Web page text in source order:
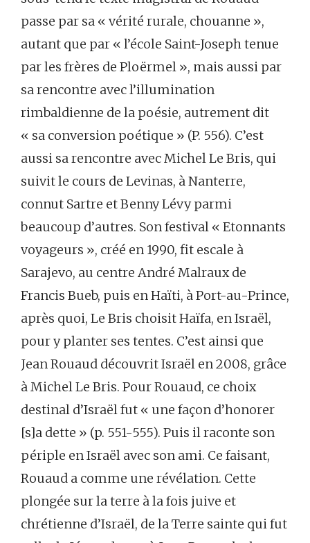
passe par sa « vérité rurale, chouanne »,
autant que par « l’école Saint-Joseph tenue
par les frères de Ploërmel », mais aussi par
sa rencontre avec l’illumination
rimbaldienne de la poésie, autrement dit
« sa conversion poétique » (P. 556). C’est
aussi sa rencontre avec Michel Le Bris, qui
suivit le cours de Levinas, à Nanterre,
connut Sartre et Benny Lévy parmi
beaucoup d’autres. Son festival « Etonnants
voyageurs », créé en 1990, fit escale à
Sarajevo, au centre André Malraux de
Francis Bueb, puis en Haïti, à Port-au-Prince,
après quoi, Le Bris choisit Haïfa, en Israël,
pour y planter ses tentes. C’est ainsi que
Jean Rouaud découvrit Israël en 2008, grâce
à Michel Le Bris. Pour Rouaud, ce choix
destinal d’Israël fut « une façon d’honorer
[s]a dette » (p. 551-555). Puis il raconte son
périple en Israël avec son ami. Ce faisant,
Rouaud a comme une révélation. Cette
plongée sur la terre à la fois juive et
chrétienne d’Israël, de la Terre sainte qui fut